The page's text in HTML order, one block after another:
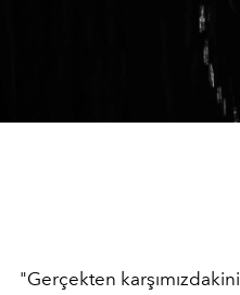
"Gerçekten